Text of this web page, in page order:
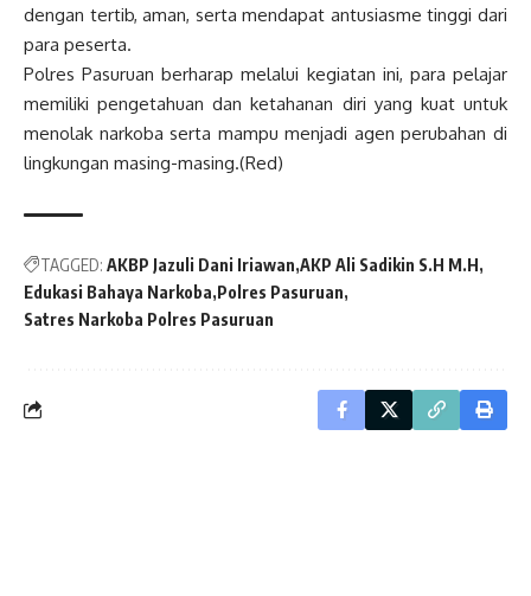
dengan tertib, aman, serta mendapat antusiasme tinggi dari
para peserta.
Polres Pasuruan berharap melalui kegiatan ini, para pelajar
memiliki pengetahuan dan ketahanan diri yang kuat untuk
menolak narkoba serta mampu menjadi agen perubahan di
lingkungan masing-masing.(Red)
TAGGED: AKBP Jazuli Dani Iriawan AKP Ali Sadikin S.H M.H
Edukasi Bahaya Narkoba Polres Pasuruan
Satres Narkoba Polres Pasuruan